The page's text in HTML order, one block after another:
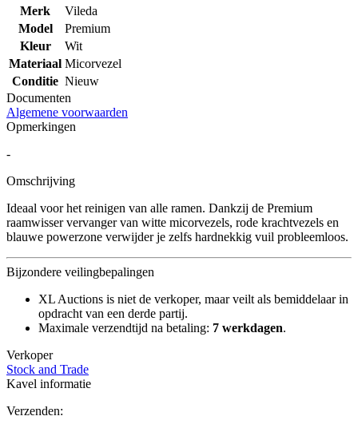
Merk
Vileda
Model
Premium
Kleur
Wit
Materiaal Micorvezel
Conditie Nieuw
Documenten
Algemene voorwaarden
Opmerkingen
-
Omschrijving
Ideaal voor het reinigen van alle ramen. Dankzij de Premium
raamwisser vervanger van witte micorvezels, rode krachtvezels en
blauwe powerzone verwijder je zelfs hardnekkig vuil probleemloos.
Bijzondere veilingbepalingen
XL Auctions is niet de verkoper, maar veilt als bemiddelaar in
opdracht van een derde partij.
Maximale verzendtijd na betaling: 7 werkdagen.
Verkoper
Stock and Trade
Kavel informatie
Verzenden: